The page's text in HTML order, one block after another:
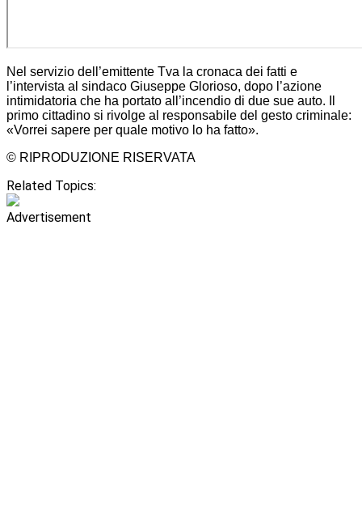
Nel servizio dell’emittente Tva la cronaca dei fatti e
l’intervista al sindaco Giuseppe Glorioso, dopo l’azione
intimidatoria che ha portato all’incendio di due sue auto. Il
primo cittadino si rivolge al responsabile del gesto criminale:
«Vorrei sapere per quale motivo lo ha fatto».
© RIPRODUZIONE RISERVATA
Related Topics:
Advertisement